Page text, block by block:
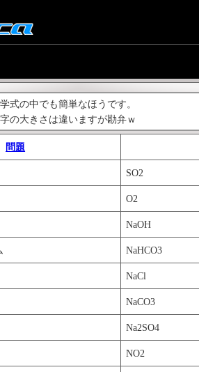
式の中でも簡単なほうです。
の大きさは違いますが勘弁ｗ
問題
SO2
O2
NaOH
NaHCO3
NaCl
NaCO3
Na2SO4
NO2